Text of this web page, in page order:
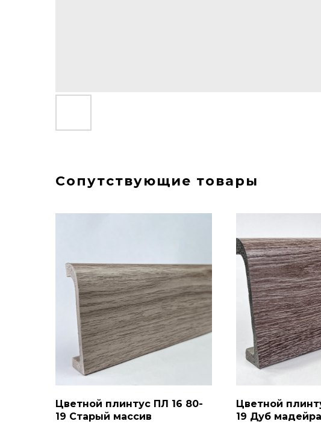
Сопутствующие товары
Цветной плинтус ПЛ 16 80-
19 Старый массив
Цветной
19 Дуб мадейра